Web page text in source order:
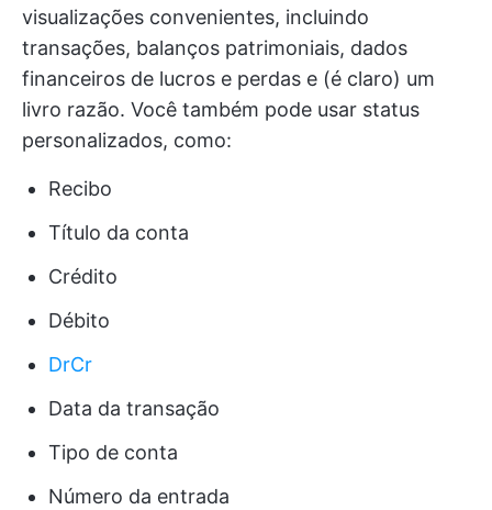
visualizações convenientes, incluindo
transações, balanços patrimoniais, dados
financeiros de lucros e perdas e (é claro) um
livro razão. Você também pode usar status
personalizados, como:
Recibo
Título da conta
Crédito
Débito
DrCr
Data da transação
Tipo de conta
Número da entrada